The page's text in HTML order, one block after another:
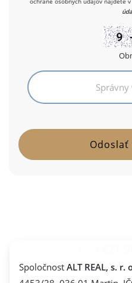
+421
Spoločnost ALT REAL, s. r.